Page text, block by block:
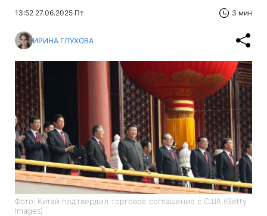
13:52 27.06.2025 Пт 3 мин
ИРИНА ГЛУХОВА
Фото: Китай подтвердил торговое соглашение с США (Getty
Images)